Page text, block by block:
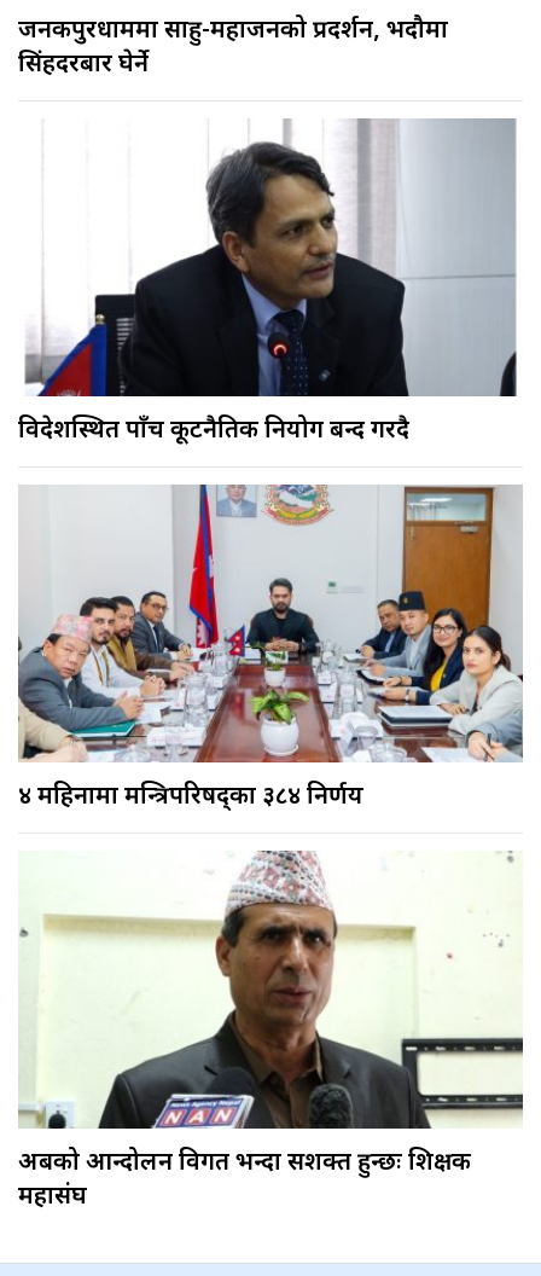
जनकपुरधाममा साहु-महाजनको प्रदर्शन, भदौमा
सिंहदरबार घेर्ने
विदेशस्थित पाँच कूटनैतिक नियोग बन्द गरिँदै
४ महिनामा मन्त्रिपरिषद्का ३८४ निर्णय
अबको आन्दोलन विगत भन्दा सशक्त हुन्छः शिक्षक
महासंघ